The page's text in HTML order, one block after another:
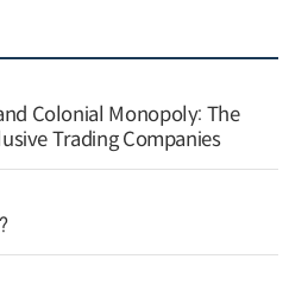
Colonial Monopoly: The
Trading Companies